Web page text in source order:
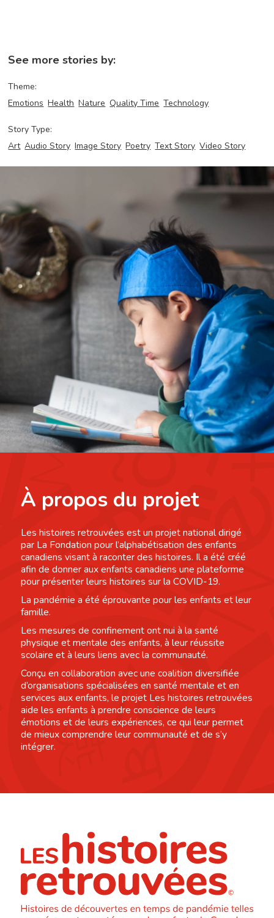
See more stories by:
Theme:
Emotions Health Nature Quality Time Technology
Story Type:
Art Audio Story Image Story Poetry Text Story Video Story
À propos du projet
Les histoires retrouvées est un projet national dirigé
par La Fondation pour l’alphabétisation des enfants
canadiens visant à raconter des histoires. Il a été créé
afin de donner aux enfants canadiens une plateforme
pour présenter leurs histoires sur la COVID-19.
La pandémie a été éprouvante pour les enfants et leur
famille.
Les mesures de confinement ont nui à la santé
physique et mentale des enfants, à leur réussite
scolaire et à leurs liens avec la communauté.
Conçu en collaboration avec une coalition diversifiée
d’organisations spécialisées en santé mentale et en
services aux enfants, le projet Les histoires retrouvées
aide les enfants à prendre conscience de leurs
émotions et de leurs expériences, ce qui leur permet
de mieux comprendre leur communauté et de s’y
intégrer.